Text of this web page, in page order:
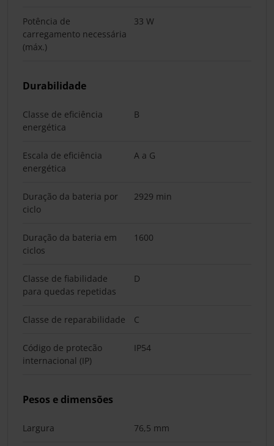
Potência de
carregamento necessária
(máx.)
33 W
Durabilidade
Classe de eficiência
energética
B
Escala de eficiência
energética
A a G
Duração da bateria por
ciclo
2929 min
Duração da bateria em
ciclos
1600
Classe de fiabilidade
para quedas repetidas
D
Classe de reparabilidade C
Código de protecão
internacional (IP)
IP54
Pesos e dimensões
Largura 76,5 mm